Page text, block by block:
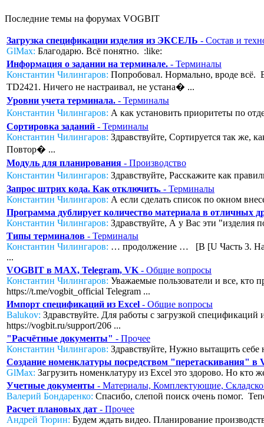
Последние темы на форумах VOGBIT
Загрузка спецификации изделия из ЭКСЕЛЬ - Состав и
GlMax: Благодарю. Всё понятно. :like:
Информация о задании на терминале. - Терминалы
Константин Чилингаров: Попробовал. Нормально, вроде всё.
TD2421. Ничего не настраивал, не устана� ...
Уровни учета терминала. - Терминалы
Константин Чилингаров: А как установить приоритеты по
Сортировка заданий - Терминалы
Константин Чилингаров: Здравствуйте, Сортируется так же,
Повтор� ...
Модуль для планирования - Производство
Константин Чилингаров: Здравствуйте, Расскажите как
Запрос штрих кода. Как отключить. - Терминалы
Константин Чилингаров: А если сделать список по окном
Программа дублирует количество материала в отличных
Константин Чилингаров: Здравствуйте, А у Вас эти "изделия
Типы терминалов - Терминалы
Константин Чилингаров: … продолжение … [B [U Часть 3.
...
VOGBIT в MAX, Telegram, VK - Общие вопросы
Константин Чилингаров: Уважаемые пользователи и все, кто
https://t.me/vogbit_official Telegram ...
Импорт спецификаций из Excel - Общие вопросы
Balukov: Здравствуйте. Для работы с загрузкой
https://vogbit.ru/support/206 ...
"Расчётные документы" - Прочее
Константин Чилингаров: Здравствуйте, Нужно вытащить
Создание номенклатуры посредством "перетаскивания" в
GlMax: Загрузить номенклатуру из Excel это здорово. Но кто
Учетные документы - Материалы, Комплектующие,
Валерий Бондаренко: Спасибо, слепой поиск очень помог.
Расчет плановых дат - Прочее
Андрей Тюрин: Будем ждать видео. Планирование